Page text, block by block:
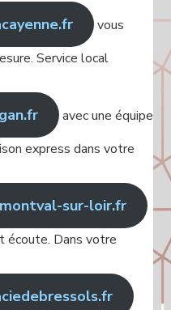
vous
Service local
avec une équipe
express dans votre
sur-loir.fr
écoute. Dans votre